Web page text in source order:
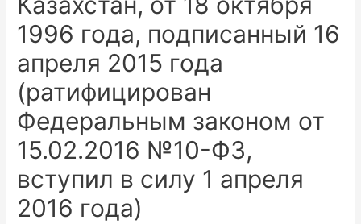
1996 года, подписанный 16
апреля 2015 года
(ратифицирован
Федеральным законом от
15.02.2016 №10-ФЗ,
вступил в силу 1 апреля
2016 года)